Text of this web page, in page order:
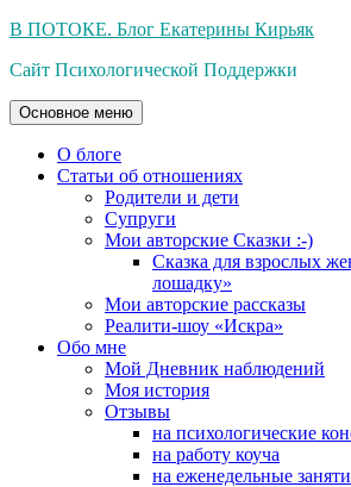
Перейти
содержимому
В ПОТОКЕ. Блог Екатерины Кирьяк
Сайт Психологической Поддержки
Основное меню
О блоге
Статьи об отношениях
Родители и дети
Супруги
Мои авторские Сказки :-)
Сказка для взрослых
лошадку»
Мои авторские рассказы
Реалити-шоу «Искра»
Обо мне
Мой Дневник наблюдений
Моя история
Отзывы
на психологические
на работу коуча
на еженедельные